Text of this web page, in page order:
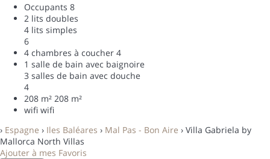
Occupants 8
2 lits doubles
4 lits simples
6
4 chambres à coucher 4
1 salle de bain avec baignoire
3 salles de bain avec douche
4
208 m² 208 m²
wifi wifi
› Espagne › Iles Baléares › Mal Pas - Bon Aire › Villa Gabriela by
Mallorca North Villas
Ajouter à mes Favoris